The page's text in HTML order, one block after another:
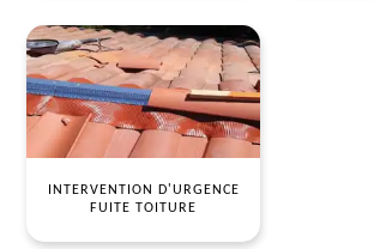
INTERVENTION D'URGENCE
FUITE TOITURE